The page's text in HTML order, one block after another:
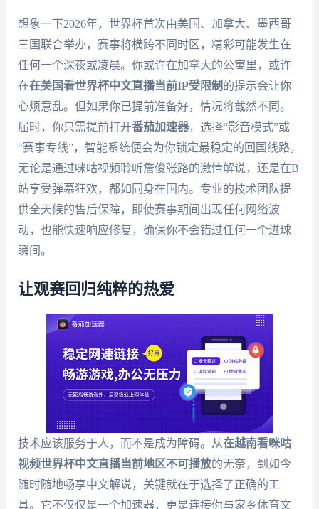
想象一下2026年，世界杯首次由美国、加拿大、墨西哥
三国联合举办，赛事将横跨不同时区，精彩可能发生在
任何一个深夜或凌晨。你或许在加拿大的公寓里，或许
在在美国看世界杯中文直播当前IP受限制 的提示会让你
心烦意乱。但如果你已提前准备好，情况将截然不同。
届时，你只需提前打开番茄加速器，选择“影音模式”或
“赛事专线”，智能系统便会为你锁定最稳定的回国线路。
无论是通过咪咕视频聆听詹俊张路的激情解说，还是在B
站享受弹幕狂欢，都如同身在国内。专业的技术团队提
供全天候的售后保障，即使赛事期间出现任何网络波
动，也能快速响应修复，确保你不会错过任何一个进球
瞬间。
让观赛回归纯粹的热爱
技术应该服务于人，而不是成为障碍。从在越南看咪咕
视频世界杯中文直播当前地区不可播放的无奈，到如今
随时随地畅享中文解说，关键就在于选择了正确的工
具。它不仅仅是一个加速器，更是连接你与家乡体育文